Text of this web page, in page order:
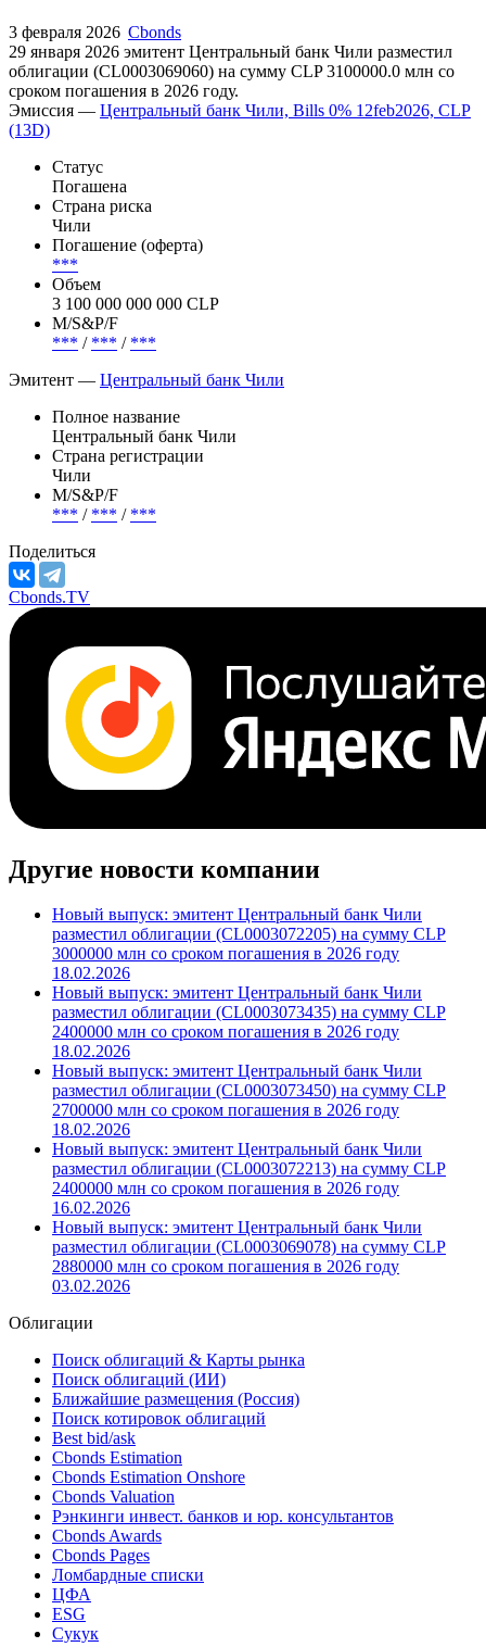
3 февраля 2026 Cbonds
29 января 2026 эмитент Центральный банк Чили разместил
облигации (CL0003069060) на сумму CLP 3100000.0 млн со
сроком погашения в 2026 году.
Эмиссия — Центральный банк Чили, Bills 0% 12feb2026, CLP
(13D)
Статус
Погашена
Страна риска
Чили
Погашение (оферта)
***
Объем
3 100 000 000 000 CLP
М/S&P/F
*** / *** / ***
Эмитент — Центральный банк Чили
Полное название
Центральный банк Чили
Страна регистрации
Чили
М/S&P/F
*** / *** / ***
Поделиться
Cbonds.TV
Другие новости компании
Новый выпуск: эмитент Центральный банк Чили
разместил облигации (CL0003072205) на сумму CLP
3000000 млн со сроком погашения в 2026 году
18.02.2026
Новый выпуск: эмитент Центральный банк Чили
разместил облигации (CL0003073435) на сумму CLP
2400000 млн со сроком погашения в 2026 году
18.02.2026
Новый выпуск: эмитент Центральный банк Чили
разместил облигации (CL0003073450) на сумму CLP
2700000 млн со сроком погашения в 2026 году
18.02.2026
Новый выпуск: эмитент Центральный банк Чили
разместил облигации (CL0003072213) на сумму CLP
2400000 млн со сроком погашения в 2026 году
16.02.2026
Новый выпуск: эмитент Центральный банк Чили
разместил облигации (CL0003069078) на сумму CLP
2880000 млн со сроком погашения в 2026 году
03.02.2026
Облигации
Поиск облигаций & Карты рынка
Поиск облигаций (ИИ)
Ближайшие размещения (Россия)
Поиск котировок облигаций
Best bid/ask
Cbonds Estimation
Cbonds Estimation Onshore
Cbonds Valuation
Рэнкинги инвест. банков и юр. консультантов
Cbonds Awards
Cbonds Pages
Ломбардные списки
ЦФА
ESG
Сукук